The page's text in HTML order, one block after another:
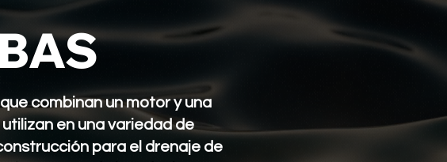
combinan un motor y una
en una variedad de
para el drenaje de